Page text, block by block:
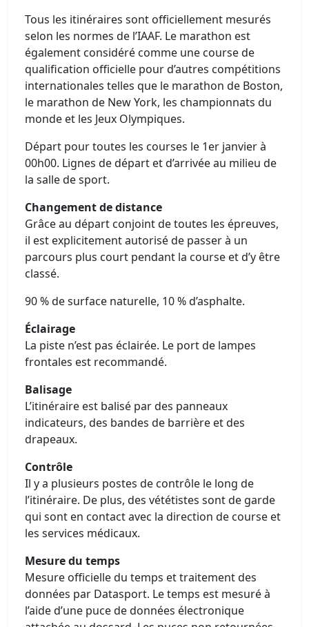
Tous les itinéraires sont officiellement mesurés
selon les normes de l’IAAF. Le marathon est
également considéré comme une course de
qualification officielle pour d’autres compétitions
internationales telles que le marathon de Boston,
le marathon de New York, les championnats du
monde et les Jeux Olympiques.
Départ pour toutes les courses le 1er janvier à
00h00. Lignes de départ et d’arrivée au milieu de
la salle de sport.
Changement de distance
Grâce au départ conjoint de toutes les épreuves,
il est explicitement autorisé de passer à un
parcours plus court pendant la course et d’y être
classé.
90 % de surface naturelle, 10 % d’asphalte.
Éclairage
La piste n’est pas éclairée. Le port de lampes
frontales est recommandé.
Balisage
L’itinéraire est balisé par des panneaux
indicateurs, des bandes de barrière et des
drapeaux.
Contrôle
Il y a plusieurs postes de contrôle le long de
l’itinéraire. De plus, des vététistes sont de garde
qui sont en contact avec la direction de course et
les services médicaux.
Mesure du temps
Mesure officielle du temps et traitement des
données par Datasport. Le temps est mesuré à
l’aide d’une puce de données électronique